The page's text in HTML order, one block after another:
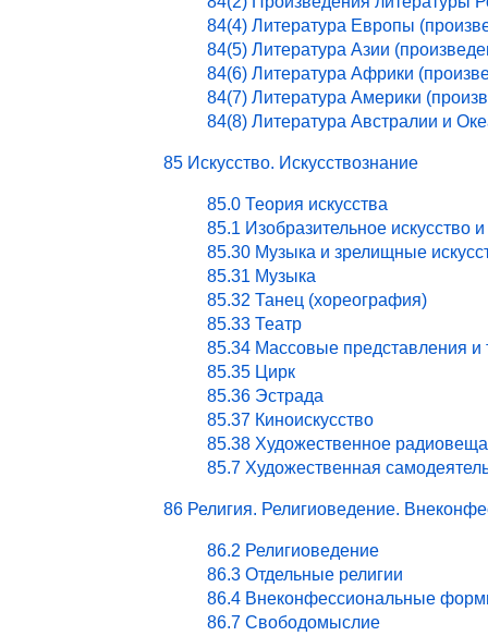
84(4) Литература Европы
84(5) Литература Азии
84(6) Литература Африки
84(7) Литература Америки
84(8) Литература Австралии и
85 Искусство. Искусствознание
85.0 Теория искусства
85.1 Изобразительное искусство и
85.30 Музыка и зрелищные
85.31 Музыка
85.32 Танец (хореография)
85.33 Театр
85.34 Массовые представления и
85.35 Цирк
85.36 Эстрада
85.37 Киноискусство
85.38 Художественное
85.7 Художественная
86 Религия. Религиоведение.
86.2 Религиоведение
86.3 Отдельные религии
86.4 Внеконфессиональные
86.7 Свободомыслие